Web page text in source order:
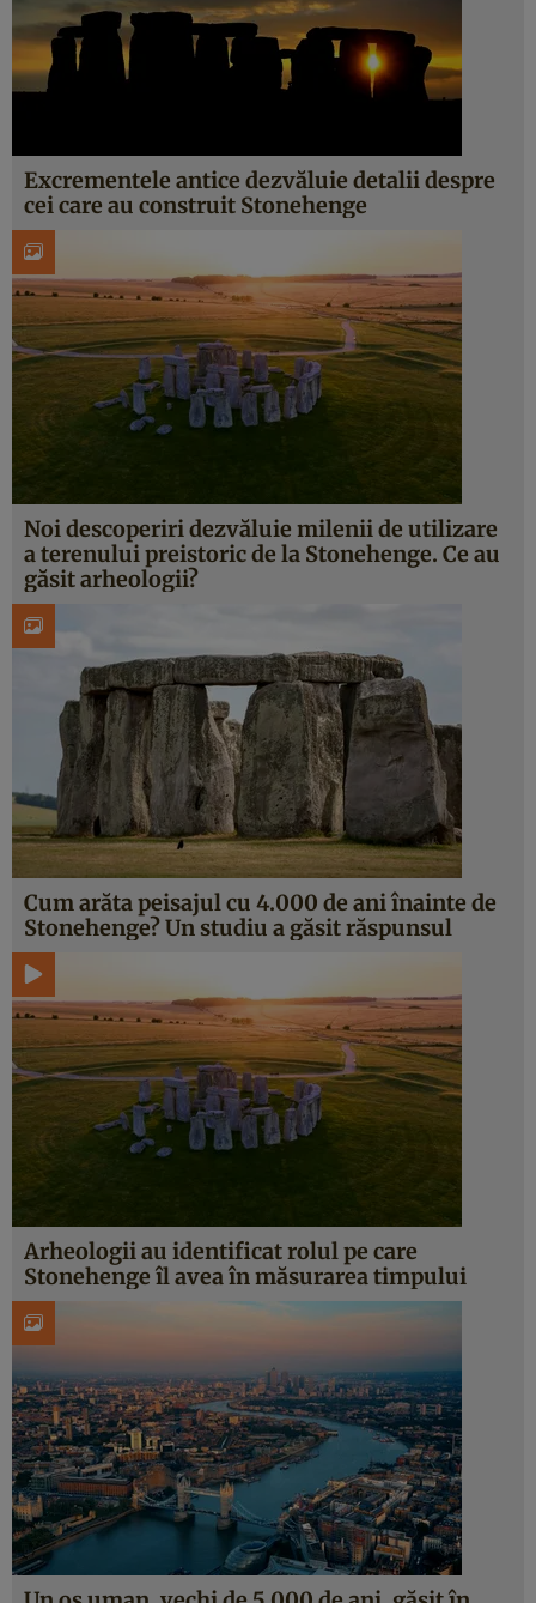
Excrementele antice dezvăluie detalii despre
cei care au construit Stonehenge
Noi descoperiri dezvăluie milenii de utilizare
a terenului preistoric de la Stonehenge. Ce au
găsit arheologii?
Cum arăta peisajul cu 4.000 de ani înainte de
Stonehenge? Un studiu a găsit răspunsul
Arheologii au identificat rolul pe care
Stonehenge îl avea în măsurarea timpului